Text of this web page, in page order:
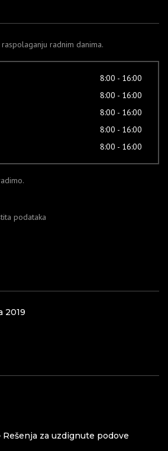
radnim danima.
8:00 - 16:00
8:00 - 16:00
8:00 - 16:00
8:00 - 16:00
8:00 - 16:00
podataka
2019
za uzdignute podove